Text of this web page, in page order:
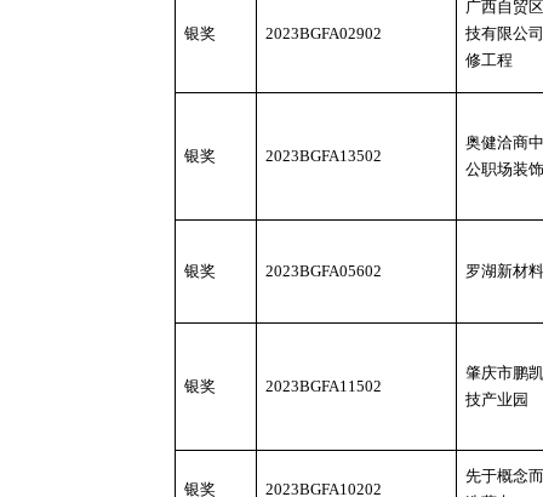
银奖 2023BGFA02902
广西自贸
技有限公
修工程
银奖 2023BGFA13502
奥健洽商
公职场装
银奖 2023BGFA05602 罗湖新材
银奖 2023BGFA11502
肇庆市鹏
技产业园
银奖 2023BGFA10202
先于概念